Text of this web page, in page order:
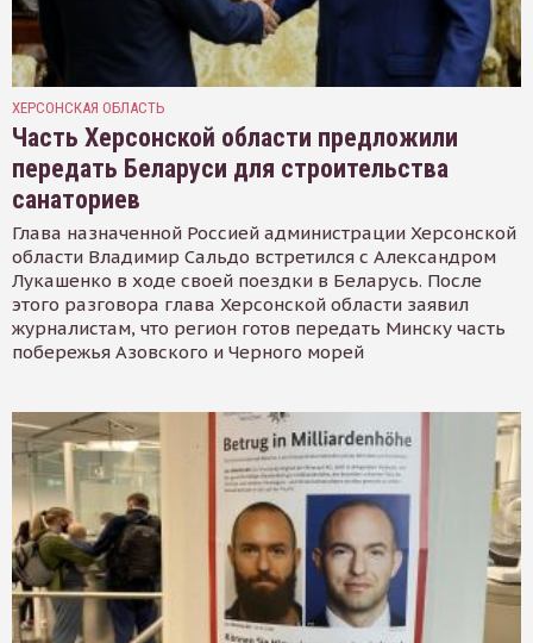
ХЕРСОНСКАЯ ОБЛАСТЬ
Часть Херсонской области предложили
передать Беларуси для строительства
санаториев
Глава назначенной Россией администрации Херсонской
области Владимир Сальдо встретился с Александром
Лукашенко в ходе своей поездки в Беларусь. После
этого разговора глава Херсонской области заявил
журналистам, что регион готов передать Минску часть
побережья Азовского и Черного морей